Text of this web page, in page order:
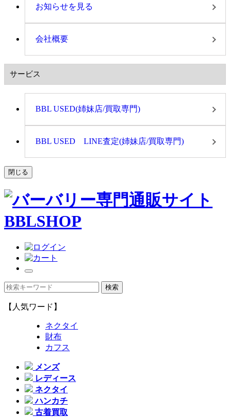
お知らせを見る
会社概要
サービス
BBL USED(姉妹店/買取専門)
BBL USED LINE査定(姉妹店/買取専門)
閉じる
【人気ワード】
ネクタイ
財布
カフス
メンズ
レディース
ネクタイ
ハンカチ
古着買取